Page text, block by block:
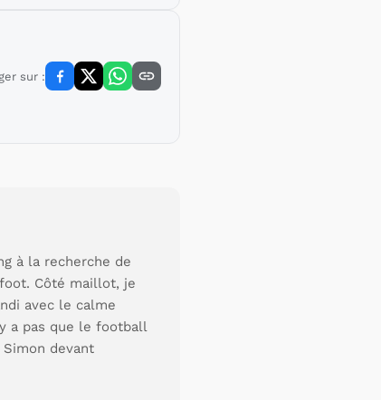
sur :
à la recherche de
Côté maillot, je
avec le calme
a pas que le football
devant